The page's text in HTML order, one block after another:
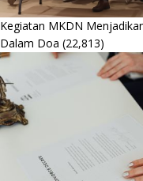
Kegiatan MKDN
Dalam Doa (22,813)